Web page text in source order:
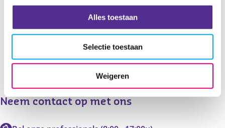
Alles toestaan
Selectie toestaan
Weigeren
Neem contact op met ons